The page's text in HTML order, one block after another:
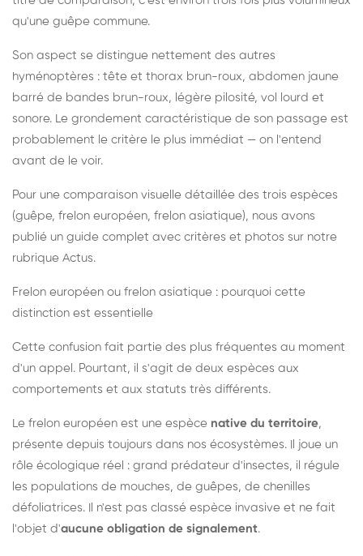
qu'une guêpe commune.
Son aspect se distingue nettement des autres
hyménoptères : tête et thorax brun-roux, abdomen jaune
barré de bandes brun-roux, légère pilosité, vol lourd et
sonore. Le grondement caractéristique de son passage est
probablement le critère le plus immédiat — on l'entend
avant de le voir.
Pour une comparaison visuelle détaillée des trois espèces
(guêpe, frelon européen, frelon asiatique), nous avons
publié un guide complet avec critères et photos sur notre
rubrique Actus.
Frelon européen ou frelon asiatique : pourquoi cette
distinction est essentielle
Cette confusion fait partie des plus fréquentes au moment
d'un appel. Pourtant, il s'agit de deux espèces aux
comportements et aux statuts très différents.
Le frelon européen est une espèce native du territoire,
présente depuis toujours dans nos écosystèmes. Il joue un
rôle écologique réel : grand prédateur d'insectes, il régule
les populations de mouches, de guêpes, de chenilles
défoliatrices. Il n'est pas classé espèce invasive et ne fait
l'objet d'aucune obligation de signalement.